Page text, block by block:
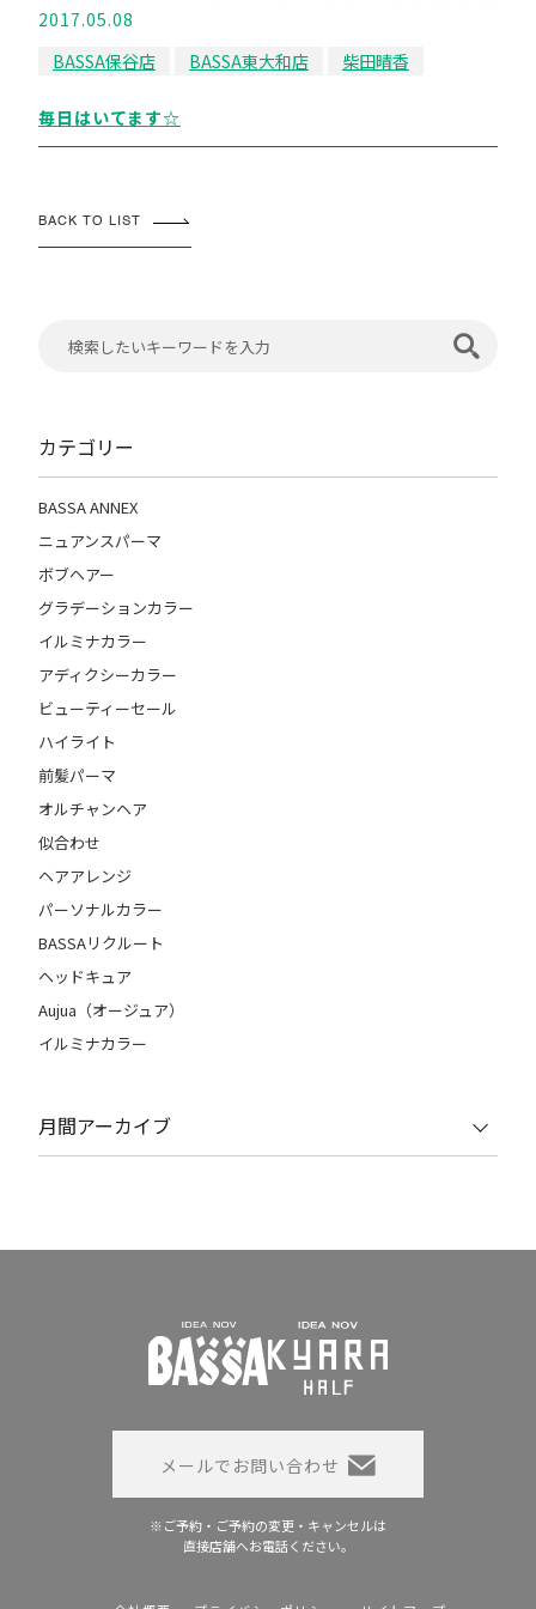
2017.05.08
BASSA保谷店
BASSA東大和店 柴田晴香
毎日はいてます☆
BACK TO LIST
カテゴリー
BASSA ANNEX
ニュアンスパーマ
ボブヘアー
グラデーションカラー
イルミナカラー
アディクシーカラー
ビューティーセール
ハイライト
前髪パーマ
オルチャンヘア
似合わせ
ヘアアレンジ
パーソナルカラー
BASSAリクルート
ヘッドキュア
Aujua（オージュア）
イルミナカラー
月間アーカイブ
メールでお問い合わせ
※ご予約・ご予約の変更・キャンセルは
直接店舗へお電話ください。